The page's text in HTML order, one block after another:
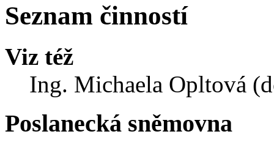
Seznam činností
Viz též
Ing. Michaela Opltová
Poslanecká sněmovna